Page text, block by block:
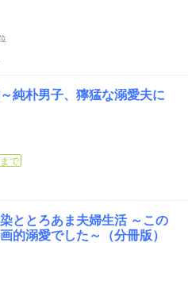
純朴男子、獰猛な溺愛夫に
で
ととろあま夫婦生活 ～この
的溺愛でした～（分冊版）